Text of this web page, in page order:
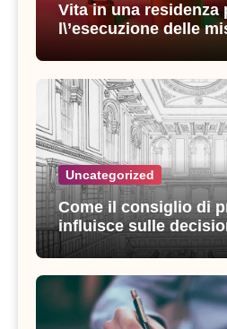
Vita in una residenza
l\’esecuzione delle
Uncategorized
Come il consiglio di
influisce sulle
giustizia